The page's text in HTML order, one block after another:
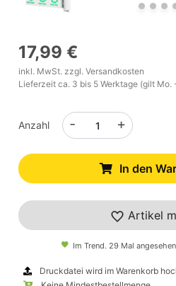
17,99 €
inkl. MwSt. zzgl. Versandkosten
Lieferzeit ca. 3 bis 5 Werktage (gilt Mo.
Anzahl +
-
In den
Artikel
Im Trend. 29 Mal
Druckdatei wird im Warenkorb